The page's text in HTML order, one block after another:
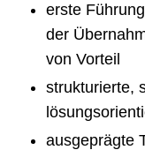
erste
der
von Vorteil
strukturierte,
ausgeprägte